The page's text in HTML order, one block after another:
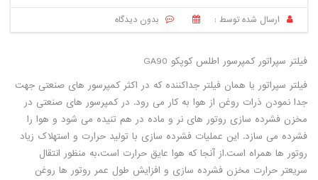
ارسال شده توسط : بدون دیدگاه
فیلتر سپراتور کمپرسور اطلس کوپکو GA90
فیلتر سپراتور یا همان فیلتر جداکننده که در اکثر کمپرسور های صنعتی جهت
جدا نمودن ذرات روغن از هوا به کار می رود. در کمپرسور های صنعتی در
مخزن فشرده سازی روتور های نر و ماده در هم تنیده می شود و هوا را
فشرده می سازد. این عملیات فشرده سازی با تولید حرارت و استهلاک زیاد
روتور ها همراه است.از آنجا که هوا عایق حرارت است،به منظور انتقال
سریعتر حرارت مخزن فشرده سازی و افزایش طول عمر روتور ها روغن